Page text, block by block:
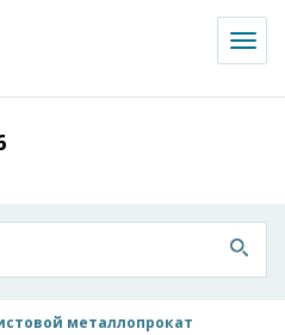
металлопрокат